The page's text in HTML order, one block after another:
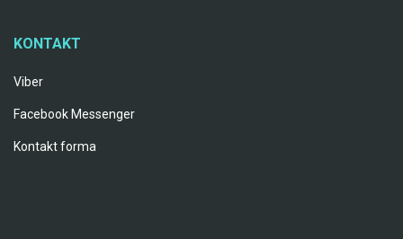
KONTAKT
Viber
Facebook Messenger
Kontakt forma